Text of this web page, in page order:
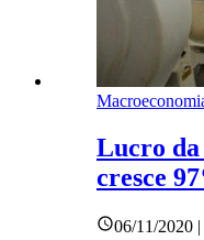
Lucro
cresce
06/11/2020